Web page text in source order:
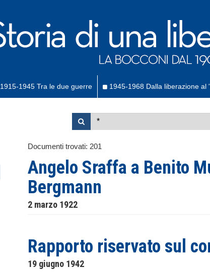
1915-1945 Tra le due guerre 1945-1968 Dalla liberazione al
Documenti trovati: 201
Angelo Sraffa a Benito
Bergmann
2 marzo 1922
Rapporto riservato sul
19 giugno 1942